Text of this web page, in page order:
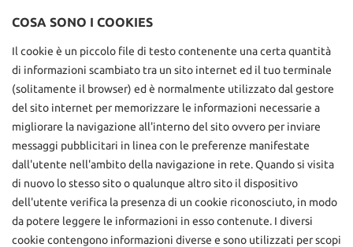
COSA SONO I COOKIES
Il cookie è un piccolo file di testo contenente una certa quantità
di informazioni scambiato tra un sito internet ed il tuo terminale
(solitamente il browser) ed è normalmente utilizzato dal gestore
del sito internet per memorizzare le informazioni necessarie a
migliorare la navigazione all'interno del sito ovvero per inviare
messaggi pubblicitari in linea con le preferenze manifestate
dall'utente nell'ambito della navigazione in rete. Quando si visita
di nuovo lo stesso sito o qualunque altro sito il dispositivo
dell'utente verifica la presenza di un cookie riconosciuto, in modo
da potere leggere le informazioni in esso contenute. I diversi
cookie contengono informazioni diverse e sono utilizzati per scopi
esprimere
tue
preferenze
di
consenso
alle
tecnologie
di
tracciamento
adottiamo
per
offrire
le